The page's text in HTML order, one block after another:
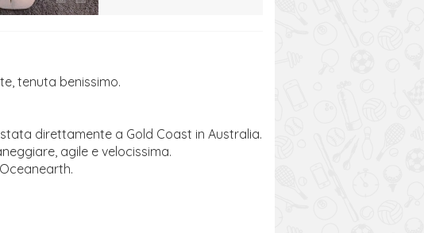
tenuta benissimo.
direttamente a Gold Coast in Australia.
agile e velocissima.